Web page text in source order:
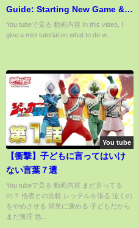
Guide: Starting New Game &
Home Page Overview
You tubeで見る 動画内容 In this video, I
give a mini tutorial on what to do w...
You tube
【衝撃】子どもに言ってはいけ
ない言葉７選
You tubeで見る 動画内容 まだ言ってる
の？ 他者との比較 レッテルを張る 泣くの
をやめさせる 簡単に褒める 子どもだから
まだ無理 急...